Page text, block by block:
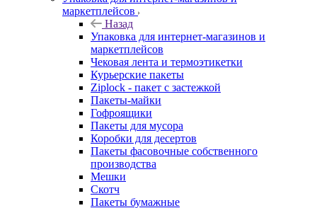
маркетплейсов
Назад
Упаковка для интернет-магазинов и
маркетплейсов
Чековая лента и термоэтикетки
Курьерские пакеты
Ziplock - пакет с застежкой
Пакеты-майки
Гофроящики
Пакеты для мусора
Коробки для десертов
Пакеты фасовочные собственного
производства
Мешки
Скотч
Пакеты бумажные